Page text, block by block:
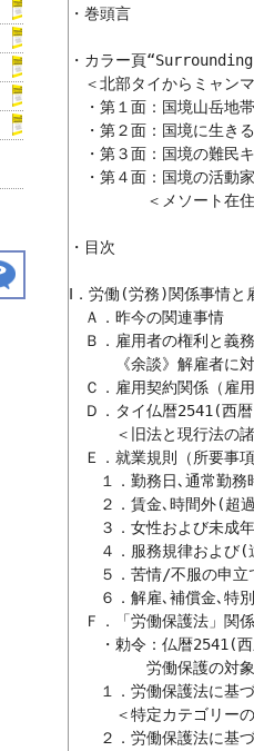
・巻頭言
・カラー頁
＜北部タイからミャン
・第１面：国境山岳地
・第２面：国境に生き
・第３面：国境の難民
・第４面：国境の活動
＜メソート在住Ｍ
・目次
Ⅰ．労働(労務)関係事情と
Ａ．昨今の関連事情
Ｂ．雇用者の権利と義務
《余談》解雇者に対
Ｃ．雇用契約関係（雇
Ｄ．タイ仏暦2541(西暦
＜旧法と現行法の諸
Ｅ．就業規則（所要事
１．勤務日､通常勤務
２．賃金､時間外(超過)
３．女性および未成年
４．服務規律および(
５．苦情/不服の申立
６．解雇､補償金､特
Ｆ．「労働保護法」関
・勅令：仏暦2541(西
労働保護の対象とな
１．労働保護法に基づ
＜特定カテゴリーの雇
２．労働保護法に基づ